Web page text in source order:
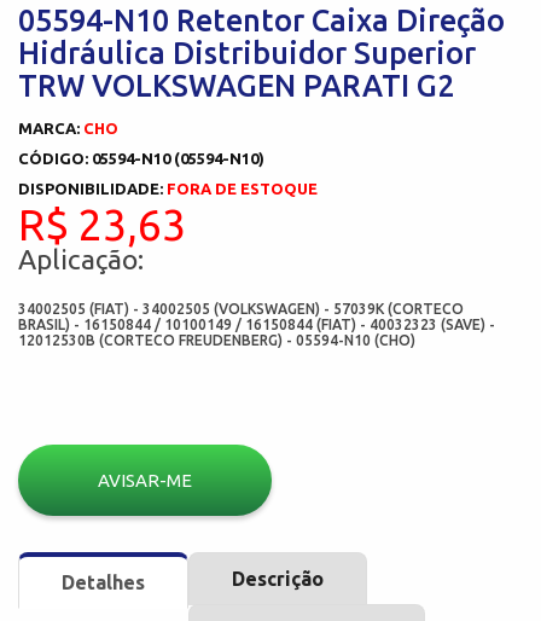
05594-N10 Retentor Caixa Direção
Hidráulica Distribuidor Superior
TRW VOLKSWAGEN PARATI G2
MARCA: CHO
CÓDIGO: 05594-N10 (05594-N10)
DISPONIBILIDADE: FORA DE ESTOQUE
R$ 23,63
Aplicação:
34002505 (FIAT) - 34002505 (VOLKSWAGEN) - 57039K (CORTECO
BRASIL) - 16150844 / 10100149 / 16150844 (FIAT) - 40032323 (SAVE) -
12012530B (CORTECO FREUDENBERG) - 05594-N10 (CHO)
AVISAR-ME
Detalhes Descrição